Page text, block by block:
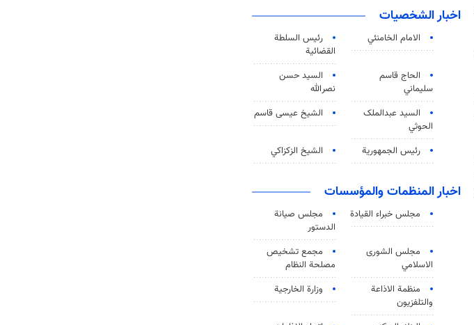
اخبار الشخصيات
الامام الخامنئي
رئیس السلطة
القضائیة
الحاج قاسم
سليماني
السيد حسن
نصرالله
السید عبدالملک
الحوثي
الشيخ عيسى قاسم
رئيس الجمهورية الشيخ الزكزاكي
اخبار المنظمات والمؤسسات
مجلس خبراء القيادة
مجلس صيانة
الدستور
مجلس الشورى
الاسلامي
مجمع تشخيص
مصلحة النظام
منظمة الاذاعة
والتلفزیون
وزارة الخارجية